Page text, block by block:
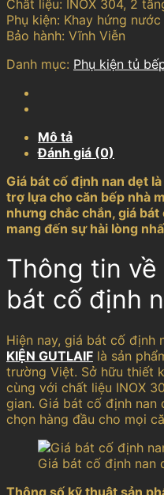
Chất liệu: INOX 304, 2
Phụ kiện: Khay hứng nước
Bảo hành: Vĩnh Viễn
Danh mục: Phụ kiện tủ
Mô tả
Đánh giá (0)
Giá bát cố định nan dẹt
trợ lựa cho căn bếp nhà
nhưng chắc chắn, giá
mang đến sự hài lòng
Thông tin về
bát cố định
Hiện nay, giá bát cố định
KIỆN GUTLAIF là sản
trường Việt. Sở hữu thiết
cùng với chất liệu INOX
gian. Giá bát cố định nan
chọn hàng đầu cho mọi
Giá bát cố định nan
Thông số kỹ thuật sản